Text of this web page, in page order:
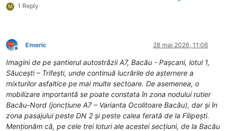
M 1 Reply
Deconectat
Emeric 28 mai 2026, 11:06
Imagini de pe șantierul autostrăzii A7, Bacău - Pașcani, lotul 1,
Săucești – Trifești, unde continuă lucrările de așternere a
mixturilor asfaltice pe mai multe sectoare. De asemenea, o
mobilizare importantă se poate constata în zona nodului rutier
Bacău-Nord (joncțiune A7 – Varianta Ocolitoare Bacău), dar și în
zona pasajului peste DN 2 și peste calea ferată de la Filipești.
Menționăm că, pe cele trei loturi ale acestei secțiuni, de la Bacău